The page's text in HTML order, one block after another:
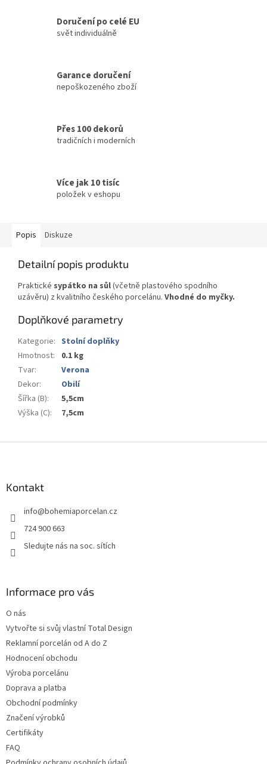
Doručení po celé EU
svět individuálně
Garance doručení
nepoškozeného zboží
Přes 100 dekorů
tradičních i moderních
Více jak 10 tisíc
položek v eshopu
Popis Diskuze
Detailní popis produktu
Praktické sypátko na sůl(včetně plastového spodního
uzávěru) z kvalitního českého porcelánu. Vhodné do myčky.
Doplňkové parametry
Kategorie: Stolní doplňky
Hmotnost:
0.1 kg
Tvar:
Verona
Dekor:
Obilí
Šířka (B):
5,5cm
Výška (C): 7,5cm
Kontakt
info@bohemiaporcelan.cz
724 900 663
Sledujte nás na soc. sítích
Informace pro vás
O nás
Vytvořte si svůj vlastní Total Design
Reklamní porcelán od A do Z
Hodnocení obchodu
Výroba porcelánu
Doprava a platba
Obchodní podmínky
Značení výrobků
Certifikáty
FAQ